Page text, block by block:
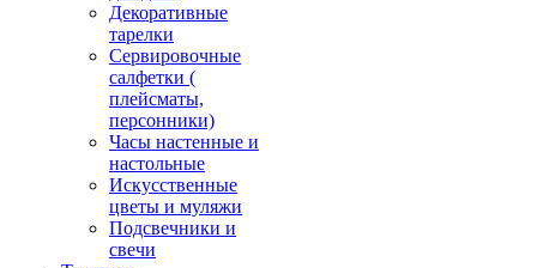
Декоративные
тарелки
Сервировочные
салфетки (
плейсматы,
персонники)
Часы настенные и
настольные
Искусственные
цветы и муляжи
Подсвечники и
свечи